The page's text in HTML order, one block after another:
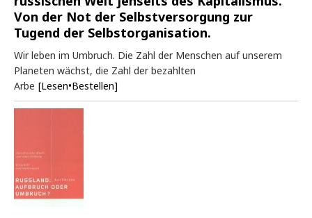
Von der Not der Selbstversorgung zur
Tugend der Selbstorganisation.
Wir leben im Umbruch. Die Zahl der Menschen auf unserem
Planeten wächst, die Zahl der bezahlten
Arbe [Lesen•Bestellen]